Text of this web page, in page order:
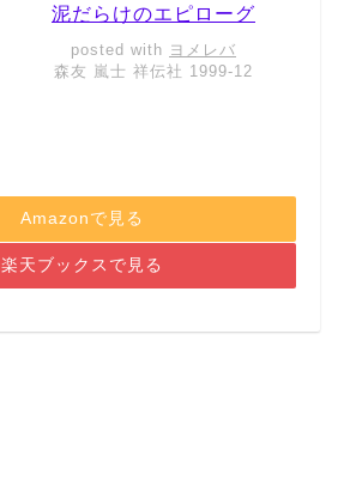
泥だらけのエピローグ
posted with ヨメレバ
森友 嵐士 祥伝社 1999-12
Amazonで見る
楽天ブックスで見る